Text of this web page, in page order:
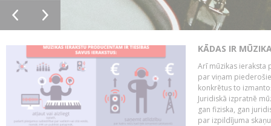
KĀDAS IR
Arī mūzikas ieraksta
par viņam
konkrētus to
Juridiskā izpratnē
gan fiziska, gan
par izpildījuma